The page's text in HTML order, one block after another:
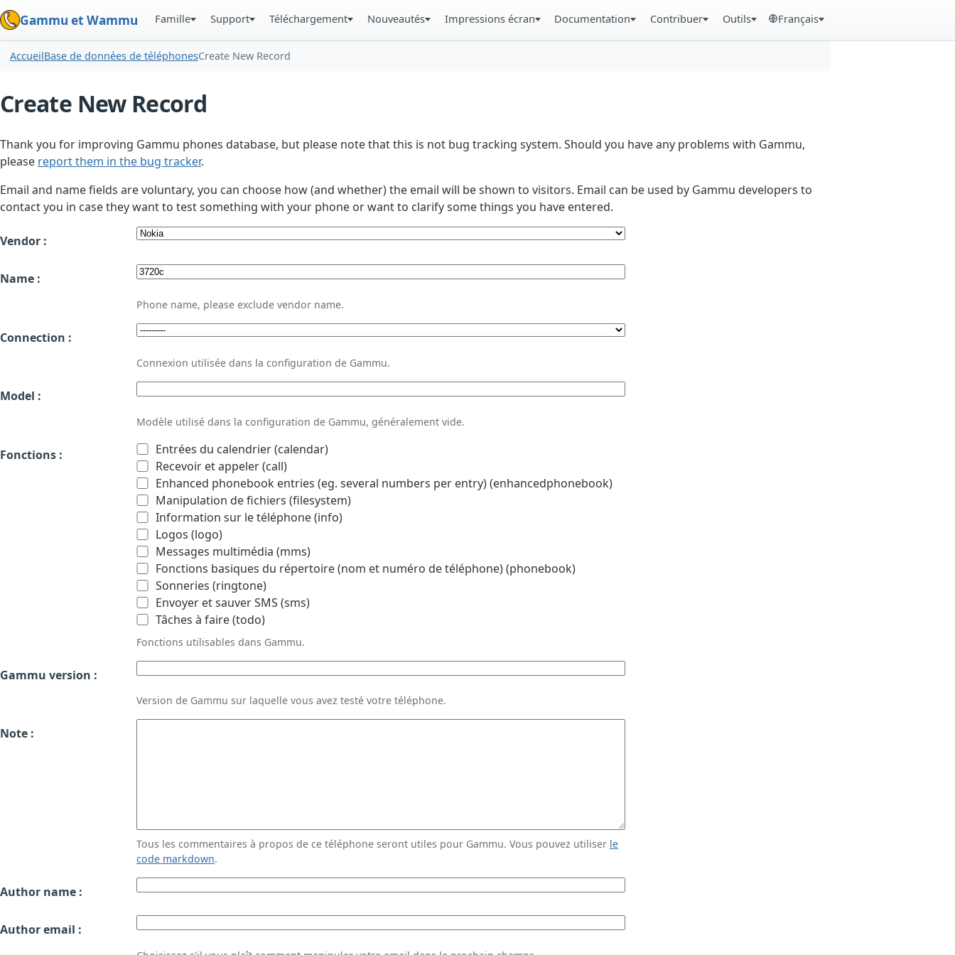
Gammu et Wammu Famille Support Téléchargement Nouveautés Impressions écran Documentation Contribuer Outils Français
AccueilBase de données de téléphonesCreate New Record
Create New Record
Thank you for improving Gammu phones database, but please note that this is not bug tracking system. Should you have any problems with Gammu,
please report them in the bug tracker.
Email and name fields are voluntary, you can choose how (and whether) the email will be shown to visitors. Email can be used by Gammu developers to
contact you in case they want to test something with your phone or want to clarify some things you have entered.
Vendor :
Name :
Phone name, please exclude vendor name.
Connection :
Connexion utilisée dans la configuration de Gammu.
Model :
Modèle utilisé dans la configuration de Gammu, généralement vide.
Fonctions :
Entrées du calendrier (calendar)
Recevoir et appeler (call)
Enhanced phonebook entries (eg. several numbers per entry) (enhancedphonebook)
Manipulation de fichiers (filesystem)
Information sur le téléphone (info)
Logos (logo)
Messages multimédia (mms)
Fonctions basiques du répertoire (nom et numéro de téléphone) (phonebook)
Sonneries (ringtone)
Envoyer et sauver SMS (sms)
Tâches à faire (todo)
Fonctions utilisables dans Gammu.
Gammu version :
Version de Gammu sur laquelle vous avez testé votre téléphone.
Note :
Tous les commentaires à propos de ce téléphone seront utiles pour Gammu. Vous pouvez utiliser le
code markdown.
Author name :
Author email :